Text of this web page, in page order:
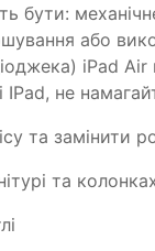
бути:
або
iPad
не
та замінити
та